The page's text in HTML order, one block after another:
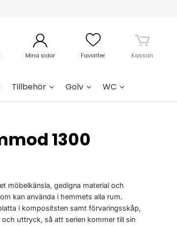
Mina sidor Favoriter Kassan
Tillbehör Golv WC
1300
möbelkänsla, gedigna material och
kan använda i hemmets alla rum.
i kompositsten samt förvaringsskåp,
uttryck, så att serien kommer till sin